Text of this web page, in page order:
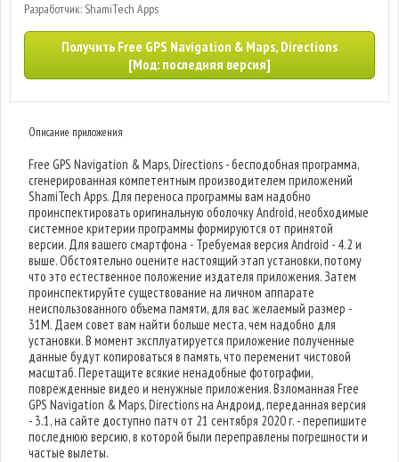
Разработчик: ShamiTech Apps
Получить Free GPS Navigation & Maps, Directions
[Мод: последняя версия]
Описание приложения
Free GPS Navigation & Maps, Directions - бесподобная программа,
сгенерированная компетентным производителем приложений
ShamiTech Apps. Для переноса программы вам надобно
проинспектировать оригинальную оболочку Android, необходимые
системное критерии программы формируются от принятой
версии. Для вашего смартфона - Требуемая версия Android - 4.2 и
выше. Обстоятельно оцените настоящий этап установки, потому
что это естественное положение издателя приложения. Затем
проинспектируйте существование на личном аппарате
неиспользованного объема памяти, для вас желаемый размер -
31M. Даем совет вам найти больше места, чем надобно для
установки. В момент эксплуатируется приложение полученные
данные будут копироваться в память, что переменит чистовой
масштаб. Перетащите всякие ненадобные фотографии,
поврежденные видео и ненужные приложения. Взломанная Free
GPS Navigation & Maps, Directions на Андроид, переданная версия
- 3.1, на сайте доступно патч от 21 сентября 2020 г. - перепишите
последнюю версию, в которой были переправлены погрешности и
частые вылеты.